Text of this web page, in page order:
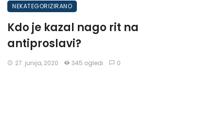
NEKATEGORIZIRANO
Kdo je kazal nago rit na
antiproslavi?
27. junija, 2020 345 ogledi 0